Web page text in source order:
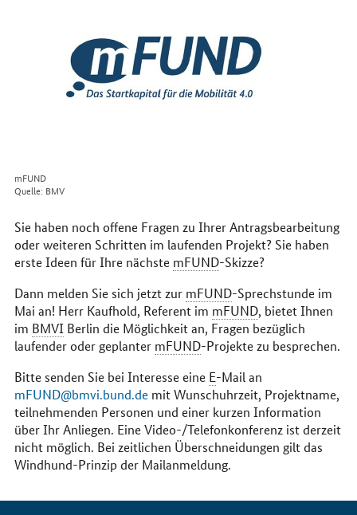
mFUND
Quelle: BMV
Sie haben noch offene Fragen zu Ihrer Antragsbearbeitung
oder weiteren Schritten im laufenden Projekt? Sie haben
erste Ideen für Ihre nächste mFUND-Skizze?
Dann melden Sie sich jetzt zur mFUND-Sprechstunde im
Mai an! Herr Kaufhold, Referent im mFUND, bietet Ihnen
im BMVIBerlin die Möglichkeit an, Fragen bezüglich
laufender oder geplanter mFUND-Projekte zu besprechen.
Bitte senden Sie bei Interesse eine E-Mail an
mFUND@bmvi.bund.demit Wunschuhrzeit, Projektname,
teilnehmenden Personen und einer kurzen Information
über Ihr Anliegen. Eine Video-/Telefonkonferenz ist derzeit
nicht möglich. Bei zeitlichen Überschneidungen gilt das
Windhund-Prinzip der Mailanmeldung.